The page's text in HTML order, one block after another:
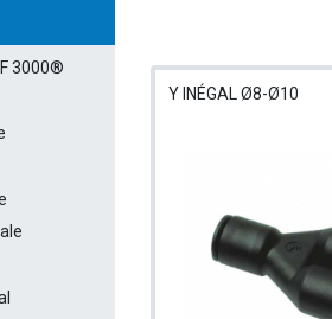
3000®
Y INÉGAL Ø8-Ø10